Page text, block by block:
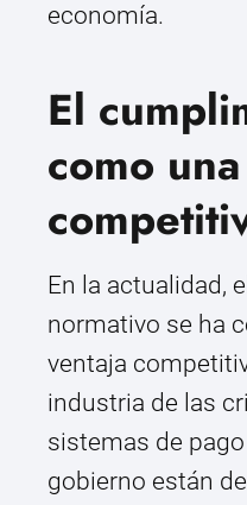
economía.
El
como
En la actualidad,
normativo se ha
ventaja
industria de las
sistemas de
gobierno están